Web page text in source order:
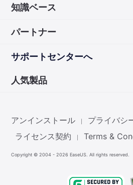
ダウンロードセンター
お問い合わせ
知識ベース
無料録音ソフト
Mac アプリ ストア
パートナー
サポートセンターへ
人気製品
Partition Master
アンインストール プライバシ
ライセンス契約 Terms &
Copyright ©2004 - 2026 EaseUS. All rights reserved.